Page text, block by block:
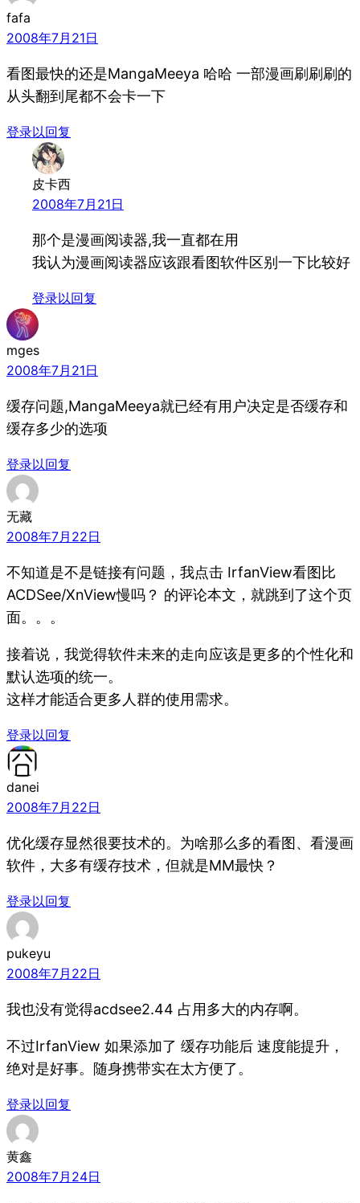
fafa
2008年7月21日
看图最快的还是MangaMeeya 哈哈 一部漫画刷刷刷的
从头翻到尾都不会卡一下
登录以回复
皮卡西
2008年7月21日
那个是漫画阅读器,我一直都在用
我认为漫画阅读器应该跟看图软件区别一下比较好
登录以回复
mges
2008年7月21日
缓存问题,MangaMeeya就已经有用户决定是否缓存和
缓存多少的选项
登录以回复
无藏
2008年7月22日
不知道是不是链接有问题，我点击 IrfanView看图比
ACDSee/XnView慢吗？ 的评论本文，就跳到了这个页
面。。。
接着说，我觉得软件未来的走向应该是更多的个性化和
默认选项的统一。
这样才能适合更多人群的使用需求。
登录以回复
danei
2008年7月22日
优化缓存显然很要技术的。为啥那么多的看图、看漫画
软件，大多有缓存技术，但就是MM最快？
登录以回复
pukeyu
2008年7月22日
我也没有觉得acdsee2.44 占用多大的内存啊。
不过IrfanView 如果添加了 缓存功能后 速度能提升，
绝对是好事。随身携带实在太方便了。
登录以回复
黄鑫
2008年7月24日